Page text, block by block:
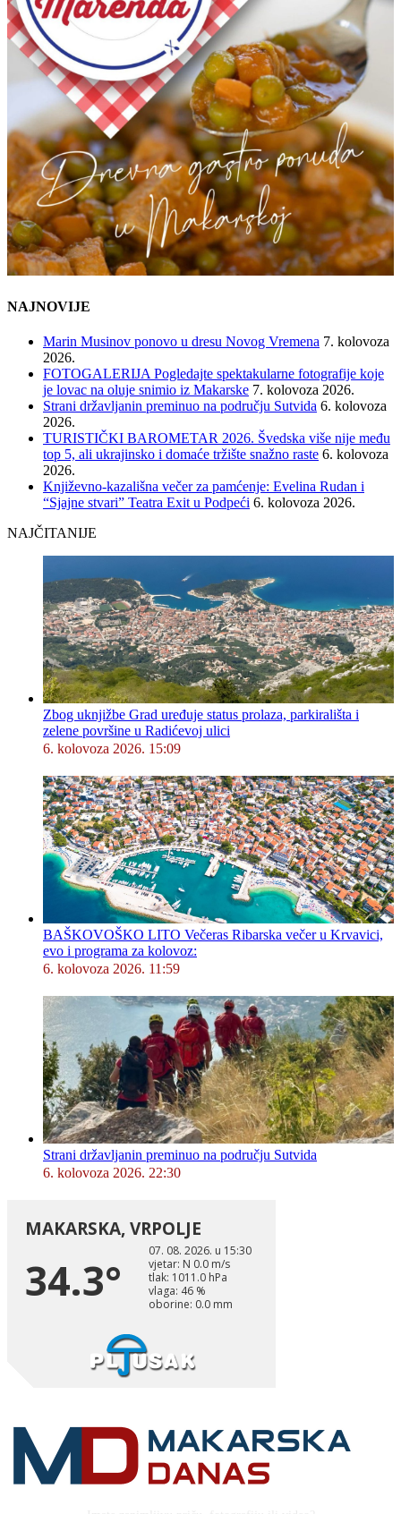
NAJNOVIJE
Marin Musinov ponovo u dresu Novog Vremena 7. kolovoza
2026.
FOTOGALERIJA Pogledajte spektakularne fotografije koje
je lovac na oluje snimio iz Makarske 7. kolovoza 2026.
Strani državljanin preminuo na području Sutvida 6. kolovoza
2026.
TURISTIČKI BAROMETAR 2026. Švedska više nije među
top 5, ali ukrajinsko i domaće tržište snažno raste 6. kolovoza
2026.
Književno-kazališna večer za pamćenje: Evelina Rudan i
“Sjajne stvari” Teatra Exit u Podpeći 6. kolovoza 2026.
NAJČITANIJE
Zbog uknjižbe Grad uređuje status prolaza, parkirališta i
zelene površine u Radićevoj ulici
6. kolovoza 2026. 15:09
BAŠKOVOŠKO LITO Večeras Ribarska večer u Krvavici,
evo i programa za kolovoz:
6. kolovoza 2026. 11:59
Strani državljanin preminuo na području Sutvida
6. kolovoza 2026. 22:30